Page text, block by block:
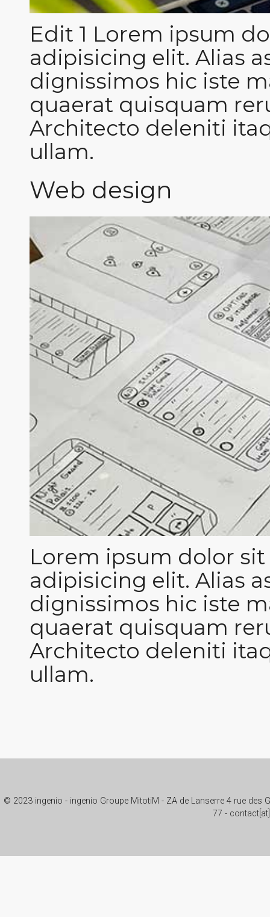
Edit 1 Lorem ipsum
adipisicing elit. Alias
dignissimos hic iste
quaerat quisquam
Architecto deleniti
ullam.
Web design
Lorem ipsum dolor
adipisicing elit. Alias
dignissimos hic iste
quaerat quisquam
Architecto deleniti
ullam.
© 2023 ingenio - ingenio Groupe MitotiM - ZA de Lanserre 4 rue des
77 -